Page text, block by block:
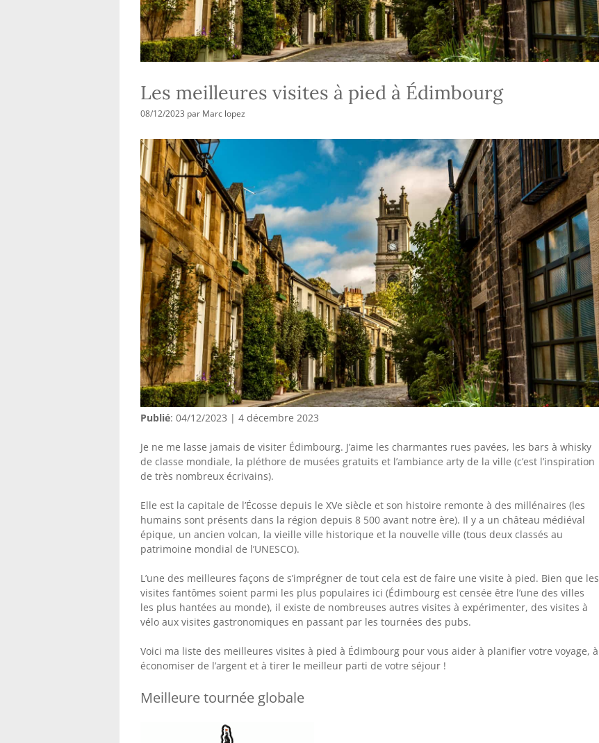
Les meilleures visites à pied à Édimbourg
08/12/2023 par Marc lopez
Publié: 04/12/2023 | 4 décembre 2023
Je ne me lasse jamais de visiter Édimbourg. J’aime les charmantes rues pavées, les bars à whisky
de classe mondiale, la pléthore de musées gratuits et l’ambiance arty de la ville (c’est l’inspiration
de très nombreux écrivains).
Elle est la capitale de l’Écosse depuis le XVe siècle et son histoire remonte à des millénaires (les
humains sont présents dans la région depuis 8 500 avant notre ère). Il y a un château médiéval
épique, un ancien volcan, la vieille ville historique et la nouvelle ville (tous deux classés au
patrimoine mondial de l’UNESCO).
L’une des meilleures façons de s’imprégner de tout cela est de faire une visite à pied. Bien que les
visites fantômes soient parmi les plus populaires ici (Édimbourg est censée être l’une des villes
les plus hantées au monde), il existe de nombreuses autres visites à expérimenter, des visites à
vélo aux visites gastronomiques en passant par les tournées des pubs.
Voici ma liste des meilleures visites à pied à Édimbourg pour vous aider à planifier votre voyage, à
économiser de l’argent et à tirer le meilleur parti de votre séjour !
Meilleure tournée globale